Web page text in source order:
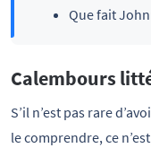
Que fait
Calembours
S’il n’est pas rare
le comprendre, ce